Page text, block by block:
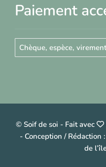
Paiement
Chèque, espèce,
© Soif de soi - Fait avec
- Conception / Rédaction :
de